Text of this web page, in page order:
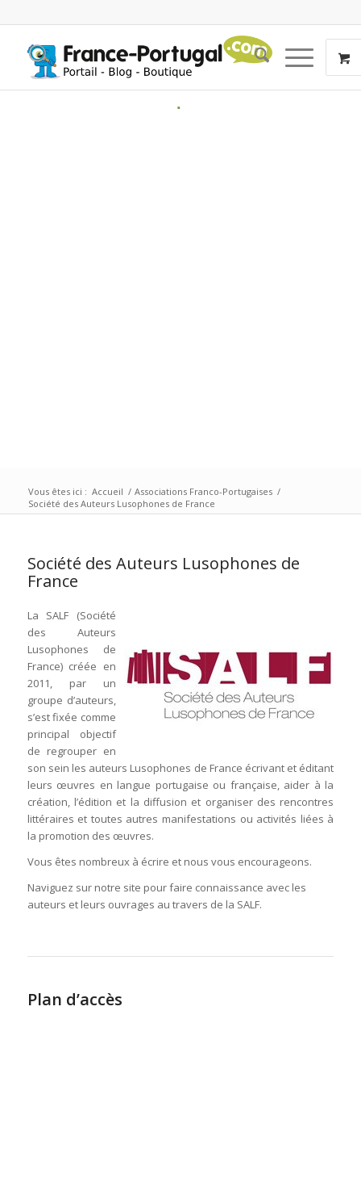
Vous êtes ici : Accueil / Associations Franco-Portugaises /
Société des Auteurs Lusophones de France
Société des Auteurs Lusophones de
France
La SALF (Société
des Auteurs
Lusophones de
France) créée en
2011, par un
groupe d’auteurs,
s’est fixée comme
principal objectif
de regrouper en
son sein les auteurs Lusophones de France écrivant et éditant
leurs œuvres en langue portugaise ou française, aider à la
création, l’édition et la diffusion et organiser des rencontres
littéraires et toutes autres manifestations ou activités liées à
la promotion des œuvres.
Vous êtes nombreux à écrire et nous vous encourageons.
Naviguez sur notre site pour faire connaissance avec les
auteurs et leurs ouvrages au travers de la SALF.
Plan d’accès